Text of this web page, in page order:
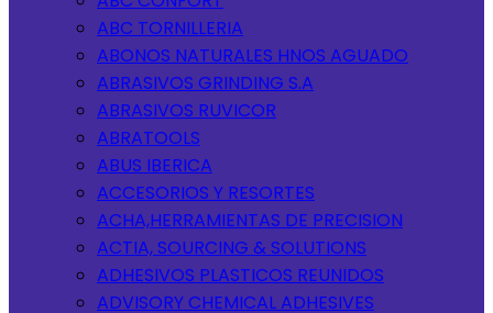
ABC TORNILLERIA
ABONOS NATURALES HNOS AGUADO
ABRASIVOS GRINDING S.A
ABRASIVOS RUVICOR
ABRATOOLS
ABUS IBERICA
ACCESORIOS Y RESORTES
ACHA,HERRAMIENTAS DE PRECISION
ACTIA, SOURCING & SOLUTIONS
ADHESIVOS PLASTICOS REUNIDOS
ADVISORY CHEMICAL ADHESIVES